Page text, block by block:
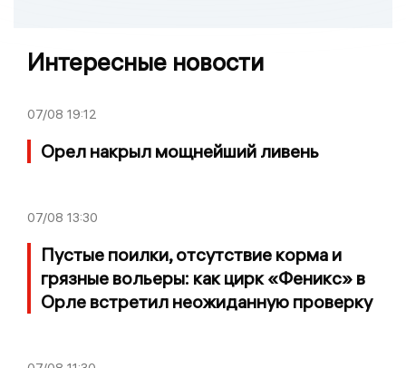
Интересные новости
07/08 19:12
Орел накрыл мощнейший ливень
07/08 13:30
Пустые поилки, отсутствие корма и
грязные вольеры: как цирк «Феникс» в
Орле встретил неожиданную проверку